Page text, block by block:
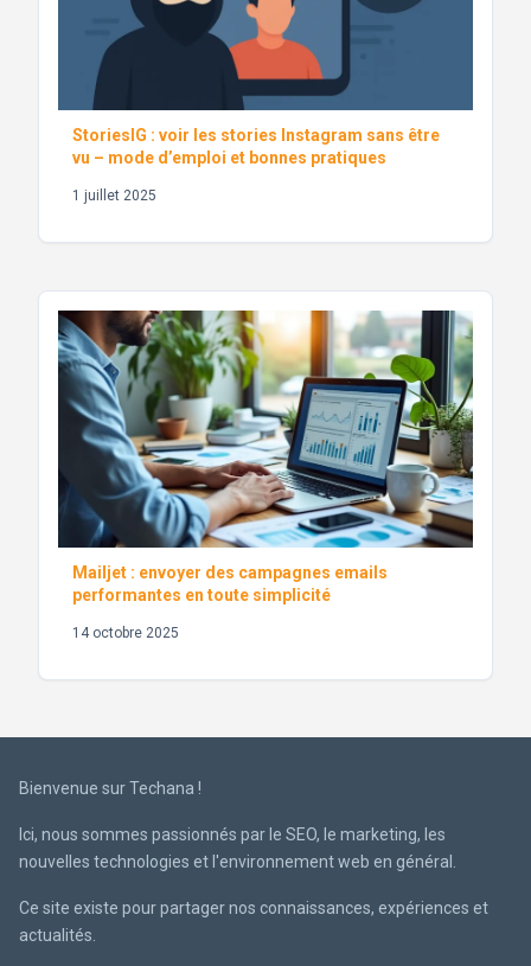
StoriesIG : voir les stories Instagram sans être
vu – mode d’emploi et bonnes pratiques
1 juillet 2025
Mailjet : envoyer des campagnes emails
performantes en toute simplicité
14 octobre 2025
Bienvenue sur Techana !
Ici, nous sommes passionnés par le SEO, le marketing, les
nouvelles technologies et l'environnement web en général.
Ce site existe pour partager nos connaissances, expériences et
actualités.